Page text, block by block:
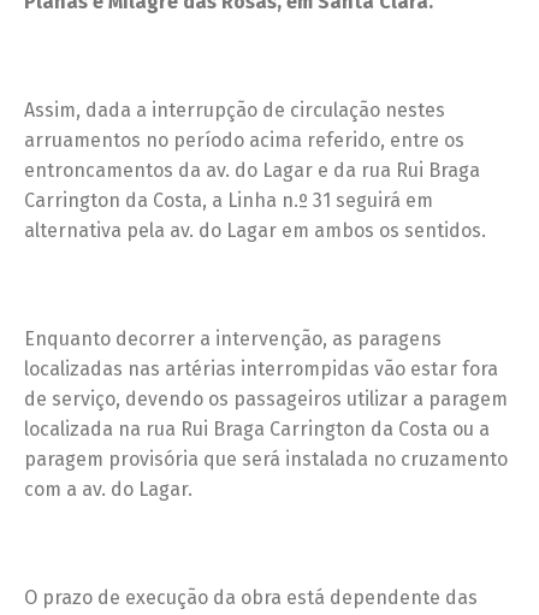
Assim, dada a interrupção de circulação nestes
arruamentos no período acima referido, entre os
entroncamentos da av. do Lagar e da rua Rui Braga
Carrington da Costa, a Linha n.º 31 seguirá em
alternativa pela av. do Lagar em ambos os sentidos.
Enquanto decorrer a intervenção, as paragens
localizadas nas artérias interrompidas vão estar fora
de serviço, devendo os passageiros utilizar a paragem
localizada na rua Rui Braga Carrington da Costa ou a
paragem provisória que será instalada no cruzamento
com a av. do Lagar.
O prazo de execução da obra está dependente das